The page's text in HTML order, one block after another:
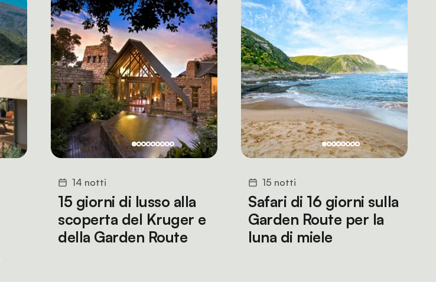
14 notti
15 giorni di lusso alla
scoperta del Kruger e
della Garden Route
15 notti
Safari di 16 giorni sulla
Garden Route per la
luna di miele